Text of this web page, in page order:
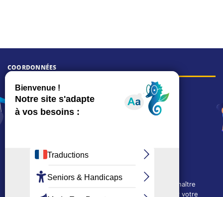
COORDONNÉES
Hôtel de ville
15, rue Charles-Duflos
01 41 19 83 00
01 71 11 45 45
Mairie de quartier Les Bruyères
2, allée Marc-Birkigt
Nous utilisons des cookies techniques pour connaître
l'évolution de l'audience du site et pour améliorer votre